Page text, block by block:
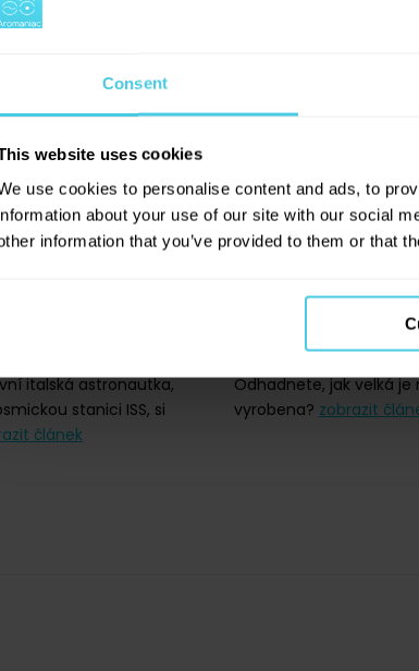
Consent
website uses cookies
use cookies to personalise content and ads, to
about your use of our site with our social
information that you’ve provided to them or that
jako
mezinárodní kosmickou
dopřát pouze
a už brzy bude vše
italská astronautka,
stanici ISS, si
článek
pro
23. srpna 2014
šálku oblíbeného
Odhadnete, jak velká
vyrobena? zobrazit